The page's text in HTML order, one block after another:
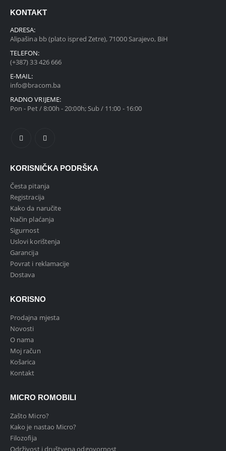
KONTAKT
ADRESA:
Alipašina bb (plato ispred Zetre), 71000 Sarajevo, BiH
TELEFON:
(+387) 33 426 666
E-MAIL:
info@bracom.ba
RADNO VRIJEME:
Pon - Pet / 8:00h - 20:00h; Sub / 11:00 - 16:00
KORISNIČKA PODRŠKA
Česta pitanja
Registracija
Kako da naručite
Način plaćanja
Sigurnost
Uslovi korištenja
Garancija
Povrat i reklamacije
Dostava
KORISNO
Prodajna mjesta
Novosti
O nama
Moj račun
Košarica
Kontakt
MICRO ROMOBILI
Zašto Micro?
Kako je nastao Micro?
Filozofija
Održivost i društvena odgovornost